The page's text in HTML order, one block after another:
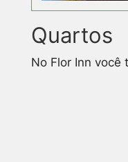
Quartos
No Flor Inn